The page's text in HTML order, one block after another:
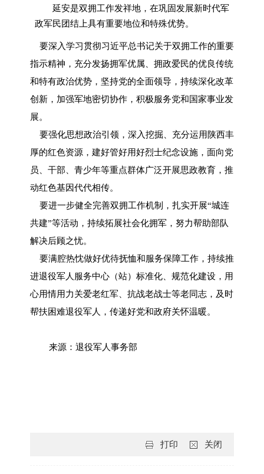
延安是双拥工作发祥地，在巩固发展新时代军
政军民团结上具有重要地位和特殊优势。
要深入学习贯彻习近平总书记关于双拥工作的重要
指示精神，充分发扬拥军优属、拥政爱民的优良传统
和特有政治优势，坚持党的全面领导，持续深化改革
创新，加强军地密切协作，积极服务党和国家事业发
展。
要强化思想政治引领，深入挖掘、充分运用陕西丰
厚的红色资源，建好管好用好烈士纪念设施，面向党
员、干部、青少年等重点群体广泛开展思政教育，推
动红色基因代代相传。
要进一步健全完善双拥工作机制，扎实开展“城连
共建”等活动，持续拓展社会化拥军，努力帮助部队
解决后顾之忧。
要满腔热忱做好优待抚恤和服务保障工作，持续推
进退役军人服务中心（站）标准化、规范化建设，用
心用情用力关爱老红军、抗战老战士等老同志，及时
帮扶困难退役军人，传递好党和政府关怀温暖。
来源：退役军人事务部
关闭
打印